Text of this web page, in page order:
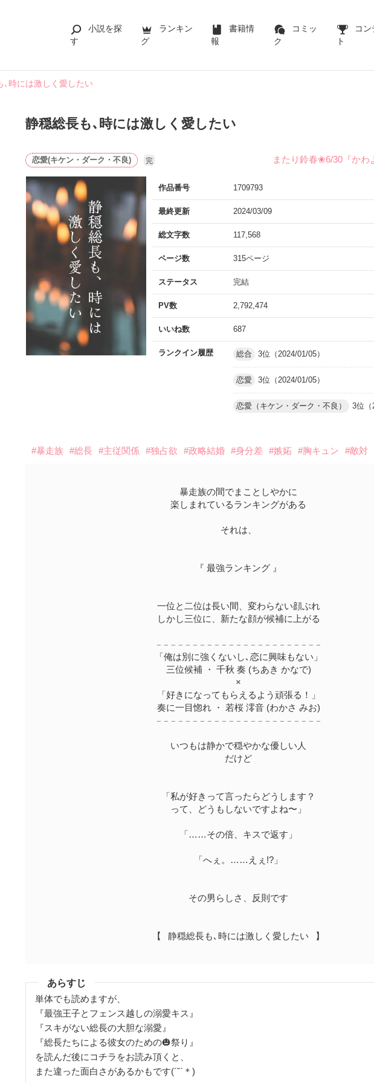
小説を探
す
ランキン
グ
書籍情
報
コミッ
ク
コン
ト
､時には激しく愛したい
静穏総長も､時には激しく愛したい
恋愛(キケン・ダーク・不良) 完 またり鈴春❀6/30『かわ
作品番号 1709793
最終更新 2024/03/09
総文字数 117,568
ページ数 315ページ
ステータス 完結
PV数 2,792,474
いいね数 687
ランクイン履歴 総合 3位（2024/01/05）
恋愛 3位（2024/01/05）
恋愛（キケン・ダーク・不良） 3位（
#暴走族 #総長 #主従関係 #独占欲 #政略結婚 #身分差 #嫉妬 #胸キュン #敵対
暴走族の間でまことしやかに
楽しまれているランキングがある
それは、
『 最強ランキング 』
一位と二位は長い間、変わらない顔ぶれ
しかし三位に、新たな顔が候補に上がる
𓐄 𓐄 𓐄 𓐄 𓐄 𓐄 𓐄 𓐄 𓐄 𓐄 𓐄 𓐄 𓐄 𓐄 𓐄 𓐄 𓐄 𓐄 𓐄 𓐄 𓐄 𓐄 𓐄
「俺は別に強くないし､恋に興味もない」
三位候補 ・ 千秋 奏 (ちあき かなで)
×
「好きになってもらえるよう頑張る！」
奏に一目惚れ ・ 若桜 澪音 (わかさ みお)
𓐄 𓐄 𓐄 𓐄 𓐄 𓐄 𓐄 𓐄 𓐄 𓐄 𓐄 𓐄 𓐄 𓐄 𓐄 𓐄 𓐄 𓐄 𓐄 𓐄 𓐄 𓐄 𓐄
いつもは静かで穏やかな優しい人
だけど
「私が好きって言ったらどうします？
って、どうもしないですよね〜」
「……その倍、キスで返す」
「へぇ。……えぇ!?」
その男らしさ、反則です
【⠀静穏総長も､時には激しく愛したい⠀】
あらすじ
単体でも読めますが、
『最強王子とフェンス越しの溺愛キス』
『スキがない総長の大胆な溺愛』
『総長たちによる彼女のための🎃祭り』
を読んだ後にコチラをお読み頂くと、
また違った面白さがあるかもです(´˘`＊)